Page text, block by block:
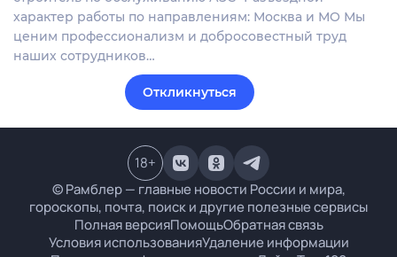
характер работы по направлениям: Москва и МО Мы
ценим профессионализм и добросовестный труд
наших сотрудников…
Откликнуться
© Рамблер — главные новости России и мира,
гороскопы, почта, поиск и другие полезные сервисы
Полная версияПомощьОбратная связь
Условия использованияУдаление информации
18+